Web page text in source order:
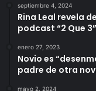
septiembre 4, 2024
Rina Leal revela
podcast “2 Que 3”
enero 27, 2023
Novio es
padre de otra
mayo 2, 2024